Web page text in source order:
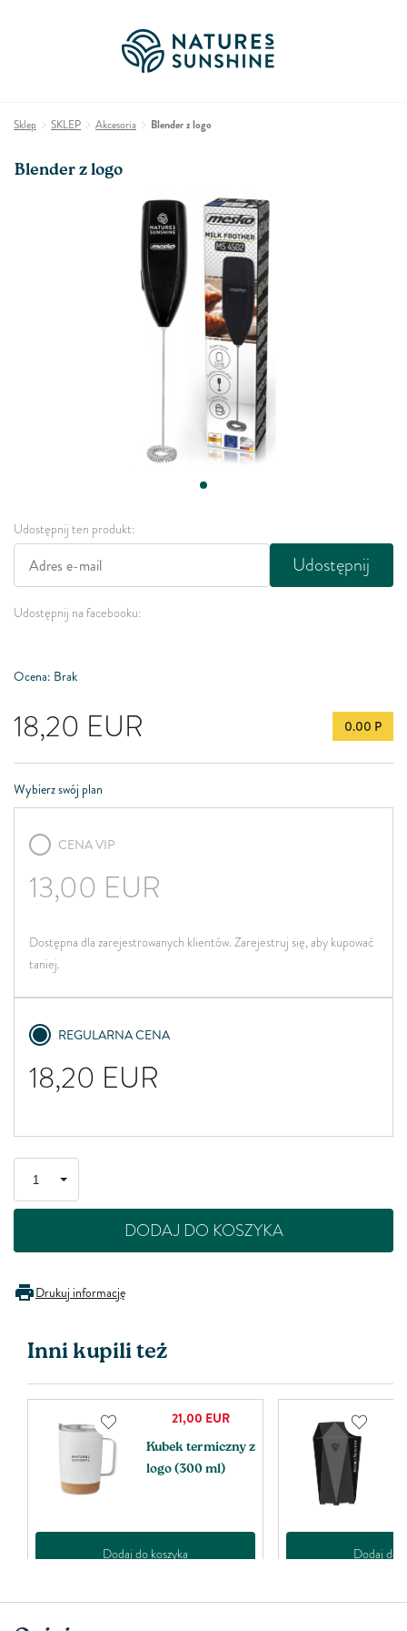
Sklep SKLEP Akcesoria Blender z logo
Blender z logo
Udostępnij ten produkt:
Udostępnij
Udostępnij na facebooku:
Ocena: Brak
18,20 EUR 0.00 P
Wybierz swój plan
CENA VIP
13,00 EUR
Dostępna dla zarejestrowanych klientów. Zarejestruj się, aby kupować
taniej.
REGULARNA CENA
18,20 EUR
DODAJ DO KOSZYKA
Drukuj informację
Inni kupili też
21,00 EUR
Kubek termiczny z
logo (300 ml)
Dodaj do koszyka Dodaj do